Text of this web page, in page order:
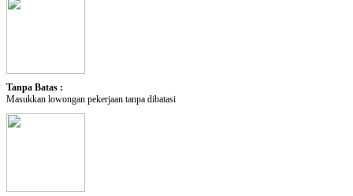
Tanpa Batas :
Masukkan lowongan pekerjaan tanpa dibatasi